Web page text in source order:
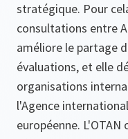
stratégique. Pour
consultations entre
améliore le partage
évaluations, et elle
organisations
l'Agence
européenne.